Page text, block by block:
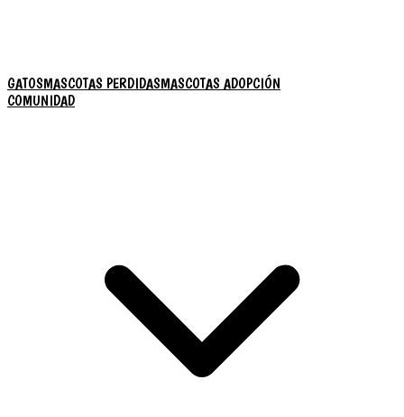
GATOSMASCOTAS PERDIDASMASCOTAS ADOPCIÓN
COMUNIDAD